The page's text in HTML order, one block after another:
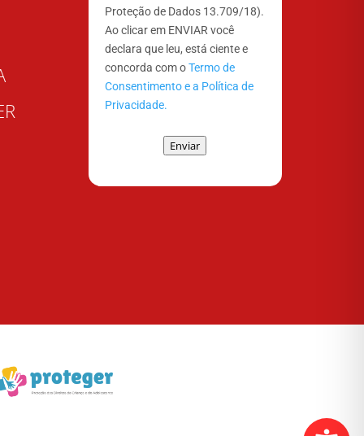
Proteção de Dados 13.709/18).
Ao clicar em ENVIAR você
declara que leu, está ciente e
concorda com oTermo de
Consentimento e a Política de
Privacidade.
Enviar